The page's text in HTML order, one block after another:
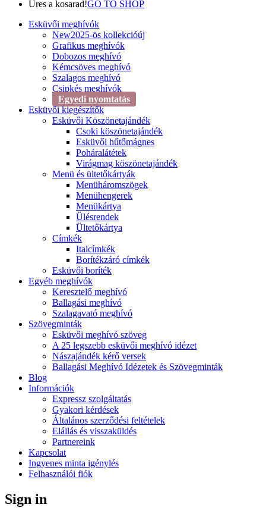
Üres a kosarad!GO TO SHOP
Esküvői meghívók
New2025-ös kollekcióúj
Grafikus meghívók
Dobozos meghívó
Kémcsöves meghívó
Szalagos meghívó
Csipkés meghívók
Egyedi nyomtatás
Esküvői kiegészítők
Esküvői Köszönetajándék
Csoki köszönetajándék
Esküvői hűtőmágnes
Poháralátétek
Virágmag köszönetajándék
Menü és ültetőkártyák
Menüháromszögek
Menühengerek
Menükártya
Ülésrendek
Ültetőkártya
Címkék
Italcímkék
Borítékzáró címkék
Esküvői boríték
Egyéb meghívók
Keresztelő meghívó
Ballagási meghívó
Szalagavató meghívó
Szövegminták
Esküvői meghívó szöveg
A 25 legszebb esküvői meghívó idézet
Nászajándék kérő versek
Ballagási Meghívó Idézetek és Szövegminták
Blog
Információk
Expressz szolgáltatás
Gyakori kérdések
Általános szerződési feltételek
Elállás és visszaküldés
Partnereink
Kapcsolat
Ingyenes minta igénylés
Felhasználói fiók
Sign in